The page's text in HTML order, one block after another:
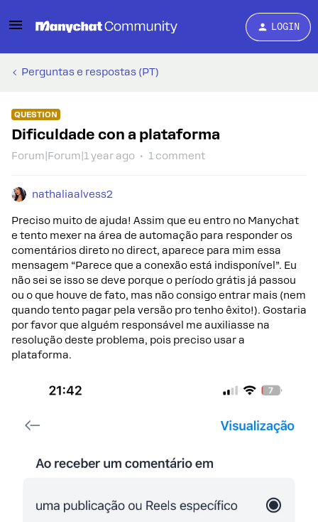
LOGIN
Perguntas e respostas (PT)
QUESTION
Dificuldade con a plataforma
Forum|Forum|1 year ago 1 comment
nathaliaalvess2
Preciso muito de ajuda! Assim que eu entro no Manychat
e tento mexer na área de automação para responder os
comentários direto no direct, aparece para mim essa
mensagem “Parece que a conexão está indisponível”. Eu
não sei se isso se deve porque o período grátis já passou
ou o que houve de fato, mas não consigo entrar mais (nem
quando tento pagar pela versão pro tenho êxito!). Gostaria
por favor que alguém responsável me auxiliasse na
resolução deste problema, pois preciso usar a
plataforma.